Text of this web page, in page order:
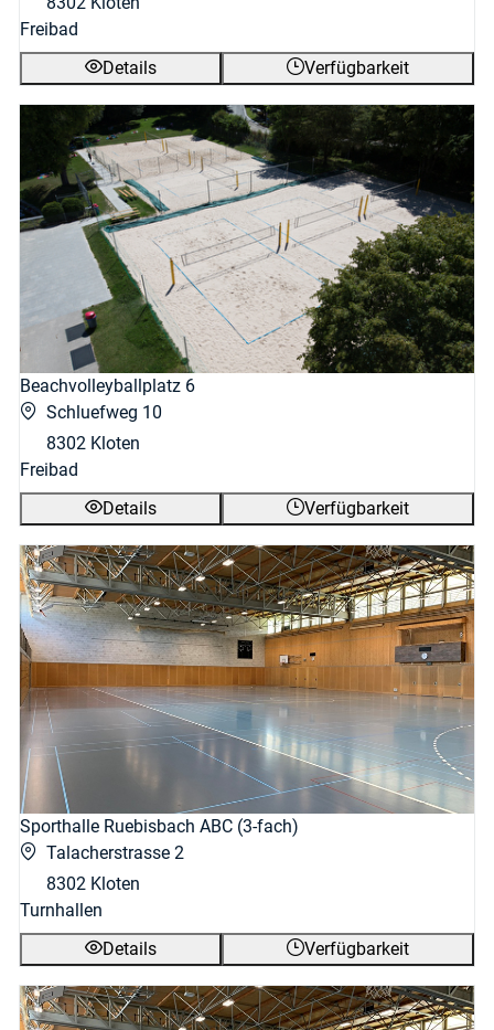
Freibad
Details
Verfügbarkeit
Beachvolleyballplatz 6
Schluefweg 10
8302 Kloten
Freibad
Details
Verfügbarkeit
Sporthalle Ruebisbach ABC (3-fach)
Talacherstrasse 2
8302 Kloten
Turnhallen
Details
Verfügbarkeit